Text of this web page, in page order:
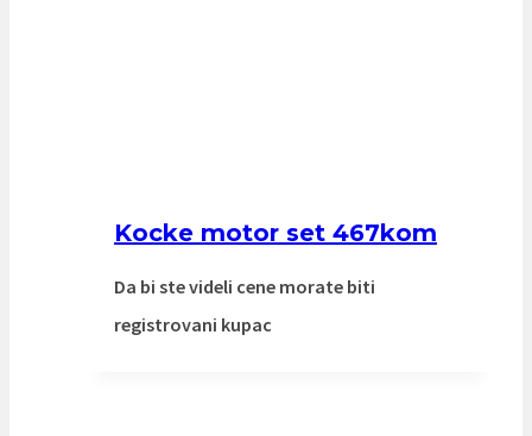
Kocke motor set 467kom
Da bi ste videli cene morate biti
registrovani kupac